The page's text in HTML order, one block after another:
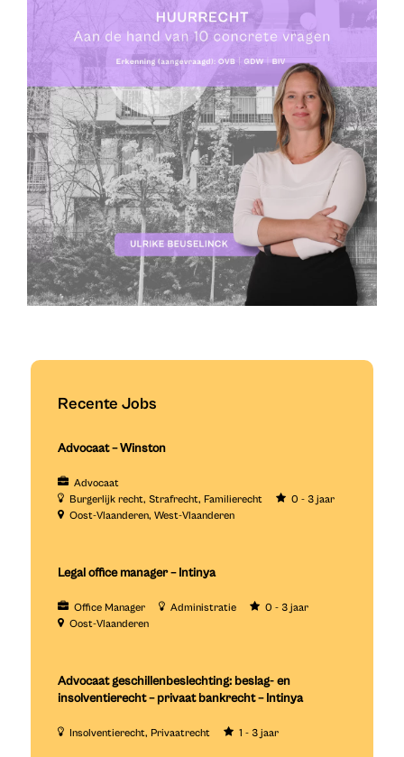
Recente Jobs
Advocaat – Winston
Advocaat
Burgerlijk recht Strafrecht Familierecht
0 - 3 jaar
Oost-Vlaanderen West-Vlaanderen
Legal office manager – Intinya
Office Manager Administratie
0 - 3 jaar
Oost-Vlaanderen
Advocaat geschillenbeslechting: beslag- en
insolventierecht – privaat bankrecht – Intinya
Insolventierecht Privaatrecht 1 - 3 jaar